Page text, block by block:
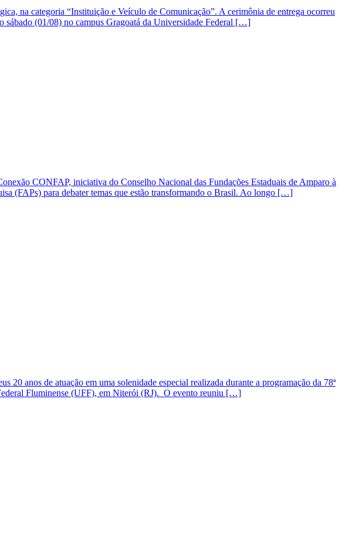
na categoria “Instituição e Veículo de Comunicação”. A cerimônia de entrega ocorreu
sábado (01/08) no campus Gragoatá da Universidade Federal […]
CONFAP, iniciativa do Conselho Nacional das Fundações Estaduais de Amparo à
(FAPs) para debater temas que estão transformando o Brasil. Ao longo […]
anos de atuação em uma solenidade especial realizada durante a programação da 78ª
Fluminense (UFF), em Niterói (RJ). O evento reuniu […]